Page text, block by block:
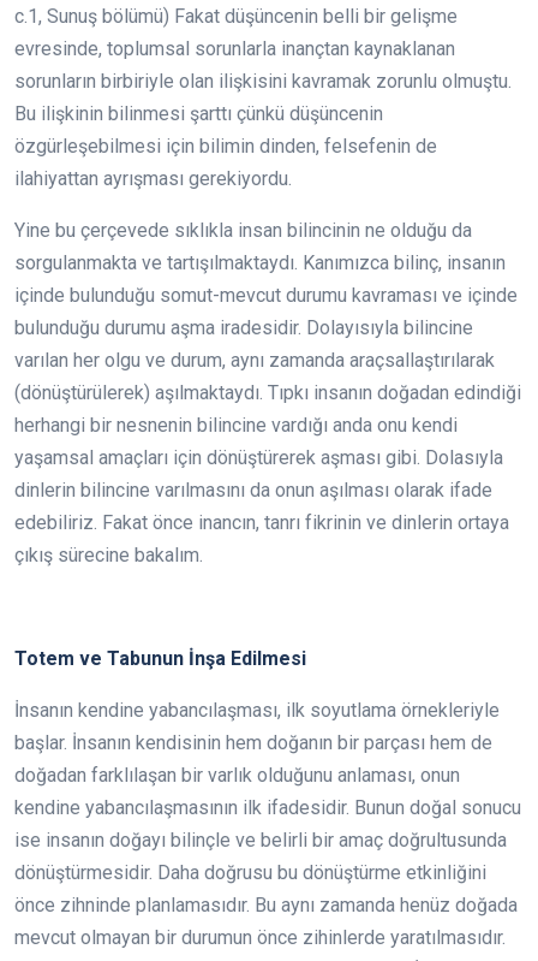
c.1, Sunuş bölümü) Fakat düşüncenin belli bir gelişme
evresinde, toplumsal sorunlarla inançtan kaynaklanan
sorunların birbiriyle olan ilişkisini kavramak zorunlu olmuştu.
Bu ilişkinin bilinmesi şarttı çünkü düşüncenin
özgürleşebilmesi için bilimin dinden, felsefenin de
ilahiyattan ayrışması gerekiyordu.
Yine bu çerçevede sıklıkla insan bilincinin ne olduğu da
sorgulanmakta ve tartışılmaktaydı. Kanımızca bilinç, insanın
içinde bulunduğu somut-mevcut durumu kavraması ve içinde
bulunduğu durumu aşma iradesidir. Dolayısıyla bilincine
varılan her olgu ve durum, aynı zamanda araçsallaştırılarak
(dönüştürülerek) aşılmaktaydı. Tıpkı insanın doğadan edindiği
herhangi bir nesnenin bilincine vardığı anda onu kendi
yaşamsal amaçları için dönüştürerek aşması gibi. Dolasıyla
dinlerin bilincine varılmasını da onun aşılması olarak ifade
edebiliriz. Fakat önce inancın, tanrı fikrinin ve dinlerin ortaya
çıkış sürecine bakalım.
Totem ve Tabunun İnşa Edilmesi
İnsanın kendine yabancılaşması, ilk soyutlama örnekleriyle
başlar. İnsanın kendisinin hem doğanın bir parçası hem de
doğadan farklılaşan bir varlık olduğunu anlaması, onun
kendine yabancılaşmasının ilk ifadesidir. Bunun doğal sonucu
ise insanın doğayı bilinçle ve belirli bir amaç doğrultusunda
dönüştürmesidir. Daha doğrusu bu dönüştürme etkinliğini
önce zihninde planlamasıdır. Bu aynı zamanda henüz doğada
mevcut olmayan bir durumun önce zihinlerde yaratılmasıdır.